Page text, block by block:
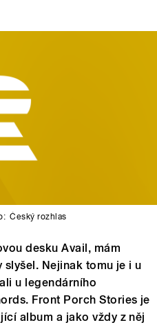
Český rozhlas
desku Avail, mám
Nejinak tomu je i u
u legendárního
Front Porch Stories je
album a jako vždy z něj